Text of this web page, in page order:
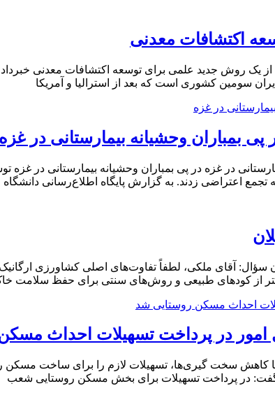
اکتشافات معدنی
یک روش جدید علمی برای توسعه اکتشافات معدنی
سومین کشوری است که بعد از استرالیا و آمریکا
بمباران وحشیانه بیمارستانی در غزه
در غزه در پی بمباران وحشیانه بیمارستانی در
اعتراضی زدند. به گزارش پایگاه اطلاع‌رسانی دانشگاه
آقای ملکی، لطفاً تفاوت‌های اصلی کشاورزی
از کودهای طبیعی و روش‌های سنتی برای حفظ سلامت
امور در پرداخت تسهیلات احداث
با کاهش سخت گیری‌ها، تسهیلات لازم را برای ساخت مسکن
گفت: در پرداخت تسهیلات برای بخش مسکن روستایی شعب